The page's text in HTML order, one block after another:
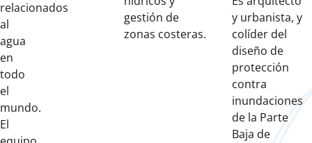
relacionados
al
agua
en
todo
el
mundo.
El
gestión de
zonas costeras.
y urbanista, y
colíder del
diseño de
protección
contra
inundaciones
de la Parte
Baja de